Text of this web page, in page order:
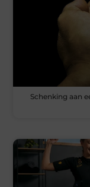
Schenking aan